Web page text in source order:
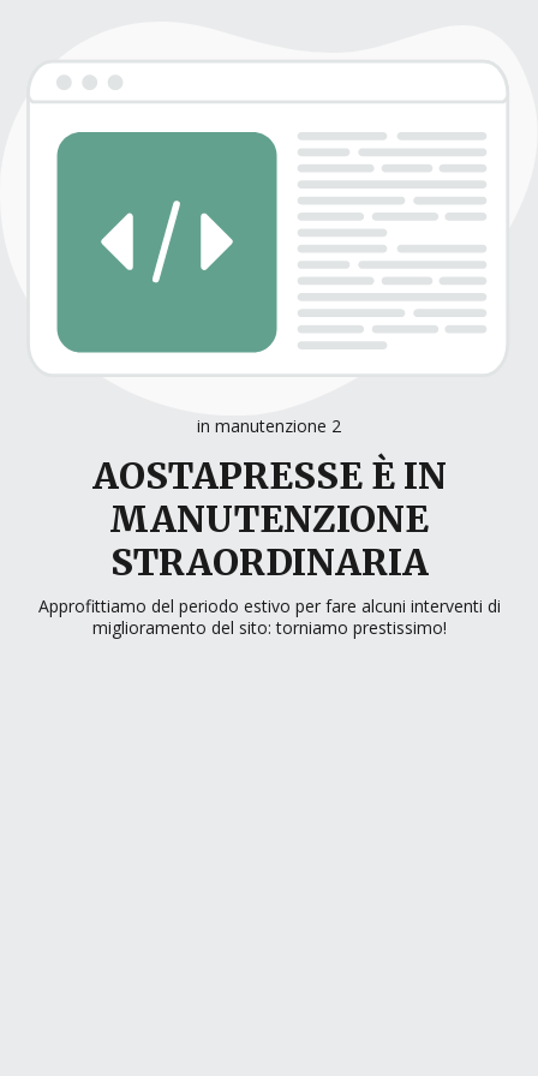
in manutenzione 2
AOSTAPRESSE È IN
MANUTENZIONE
STRAORDINARIA
Approfittiamo del periodo estivo per fare alcuni interventi di
miglioramento del sito: torniamo prestissimo!